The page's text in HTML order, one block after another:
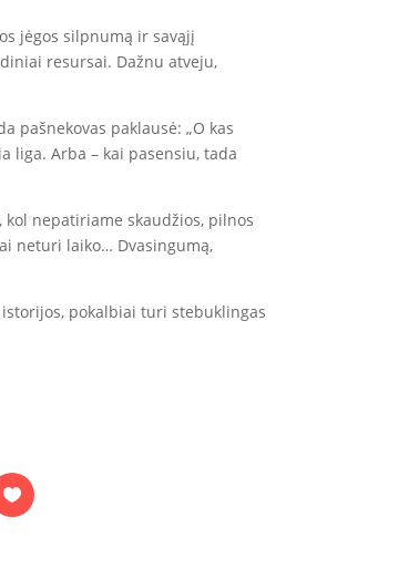
jėgos silpnumą ir savąjį
resursai. Dažnu atveju,
pašnekovas paklausė: „O kas
liga. Arba – kai pasensiu, tada
nepatiriame skaudžios, pilnos
neturi laiko… Dvasingumą,
pokalbiai turi stebuklingas